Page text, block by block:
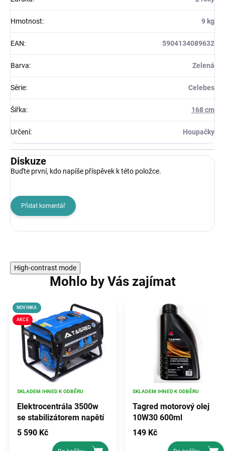
Hmotnost: 9 kg
EAN: 5904134089632
Barva: Zelená
Série: Celebes
Šířka: 168 cm
Určení: Houpačky
Diskuze
Buďte první, kdo napíše příspěvek k této položce.
Přidat komentář
High-contrast mode
Mohlo by Vás zajímat
AKCE
NOVINKA
Elektrocentrála 3500w
se stabilizátorem napětí
avr, TAGRED TA3500GHX
SKLADEM IHNED K ODBĚRU
5 590 Kč
Tagred motorový olej
10W30 600ml
SKLADEM IHNED K ODBĚRU
149 Kč